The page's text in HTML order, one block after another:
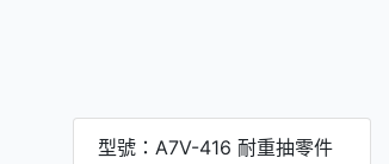
型號：A7V-416 耐重抽零件